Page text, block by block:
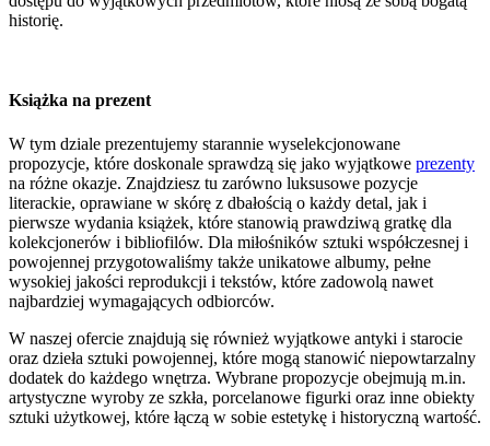
historię.
Książka na prezent
W tym dziale prezentujemy starannie wyselekcjonowane
propozycje, które doskonale sprawdzą się jako wyjątkowe prezenty
na różne okazje. Znajdziesz tu zarówno luksusowe pozycje
literackie, oprawiane w skórę z dbałością o każdy detal, jak i
pierwsze wydania książek, które stanowią prawdziwą gratkę dla
kolekcjonerów i bibliofilów. Dla miłośników sztuki współczesnej i
powojennej przygotowaliśmy także unikatowe albumy, pełne
wysokiej jakości reprodukcji i tekstów, które zadowolą nawet
najbardziej wymagających odbiorców.
W naszej ofercie znajdują się również wyjątkowe antyki i starocie
oraz dzieła sztuki powojennej, które mogą stanowić niepowtarzalny
dodatek do każdego wnętrza. Wybrane propozycje obejmują m.in.
artystyczne wyroby ze szkła, porcelanowe figurki oraz inne obiekty
sztuki użytkowej, które łączą w sobie estetykę i historyczną wartość.